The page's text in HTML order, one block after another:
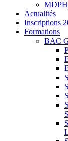
MDPH
Actualités
Inscriptions
Formations
BAC